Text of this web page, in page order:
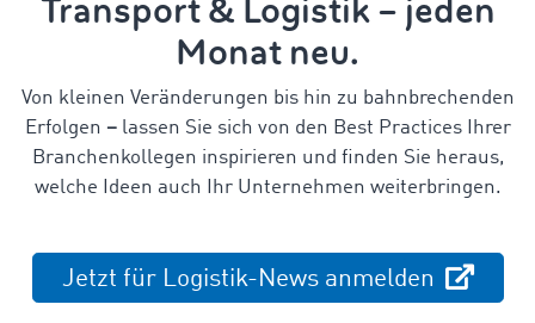
Transport & Logistik – jeden
Monat neu.
Von kleinen Veränderungen bis hin zu bahnbrechenden
Erfolgen –lassen Sie sich von den Best Practices Ihrer
Branchenkollegen inspirieren und finden Sie heraus,
welche Ideen auch Ihr Unternehmen weiterbringen.
Jetzt für Logistik-News anmelden